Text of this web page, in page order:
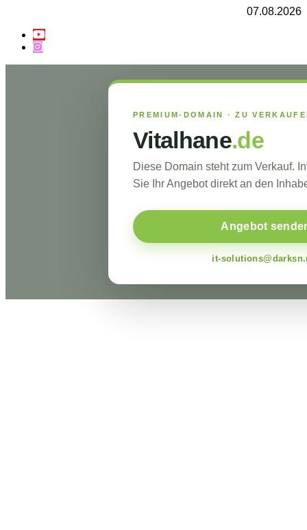
07.08.2026
PREMIUM-DOMAIN · ZU
Vitalhane.de
Diese Domain steht zum Verkauf.
Sie Ihr Angebot direkt an den
Angebot
it-